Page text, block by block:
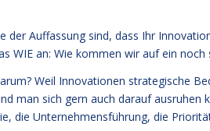
der Auffassung sind, dass Ihr
WIE an: Wie kommen wir auf ein noch
Weil Innovationen strategische
man sich gern auch darauf ausruhen
die Unternehmensführung, die